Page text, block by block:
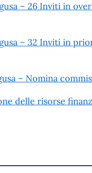
– 26 Inviti in
– 32 Inviti in
– Nomina
delle risorse